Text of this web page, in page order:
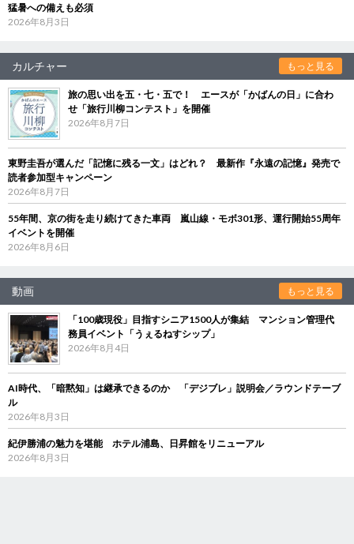
猛暑への備えも必須
2026年8月3日
カルチャー もっと見る
旅の思い出を五・七・五で！ エースが「かばんの日」に合わ
せ「旅行川柳コンテスト」を開催
2026年8月7日
東野圭吾が選んだ「記憶に残る一文」はどれ？ 最新作『永遠の記憶』発売で
読者参加型キャンペーン
2026年8月7日
55年間、京の街を走り続けてきた車両 嵐山線・モボ301形、運行開始55周年
イベントを開催
2026年8月6日
動画 もっと見る
「100歳現役」目指すシニア1500人が集結 マンション管理代
務員イベント「うぇるねすシップ」
2026年8月4日
AI時代、「暗黙知」は継承できるのか 「デジブレ」説明会／ラウンドテーブ
ル
2026年8月3日
紀伊勝浦の魅力を堪能 ホテル浦島、日昇館をリニューアル
2026年8月3日